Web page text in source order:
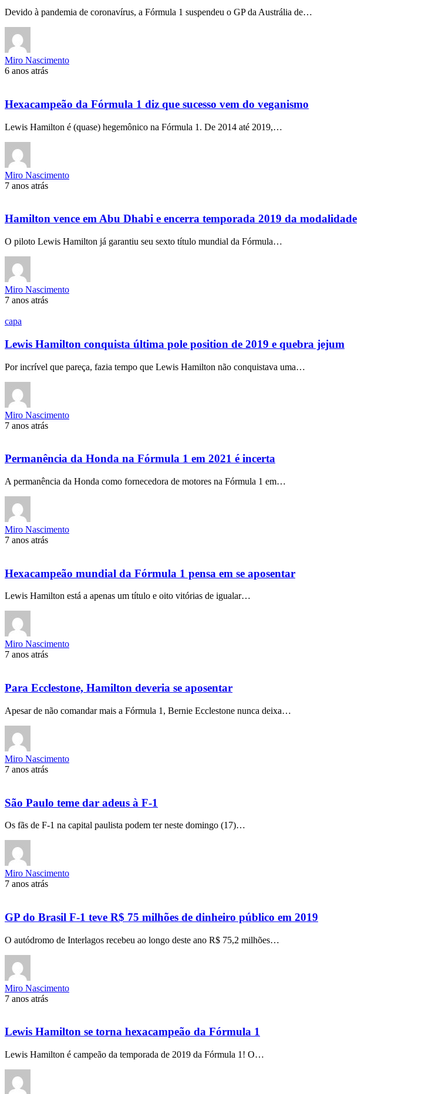
Devido à pandemia de coronavírus, a Fórmula 1 suspendeu o GP da Austrália de…
Miro Nascimento
6 anos atrás
Hexacampeão da Fórmula 1 diz que sucesso vem do veganismo
Lewis Hamilton é (quase) hegemônico na Fórmula 1. De 2014 até 2019,…
Miro Nascimento
7 anos atrás
Hamilton vence em Abu Dhabi e encerra temporada 2019 da modalidade
O piloto Lewis Hamilton já garantiu seu sexto título mundial da Fórmula…
Miro Nascimento
7 anos atrás
capa
Lewis Hamilton conquista última pole position de 2019 e quebra jejum
Por incrível que pareça, fazia tempo que Lewis Hamilton não conquistava uma…
Miro Nascimento
7 anos atrás
Permanência da Honda na Fórmula 1 em 2021 é incerta
A permanência da Honda como fornecedora de motores na Fórmula 1 em…
Miro Nascimento
7 anos atrás
Hexacampeão mundial da Fórmula 1 pensa em se aposentar
Lewis Hamilton está a apenas um título e oito vitórias de igualar…
Miro Nascimento
7 anos atrás
Para Ecclestone, Hamilton deveria se aposentar
Apesar de não comandar mais a Fórmula 1, Bernie Ecclestone nunca deixa…
Miro Nascimento
7 anos atrás
São Paulo teme dar adeus à F-1
Os fãs de F-1 na capital paulista podem ter neste domingo (17)…
Miro Nascimento
7 anos atrás
GP do Brasil F-1 teve R$ 75 milhões de dinheiro público em 2019
O autódromo de Interlagos recebeu ao longo deste ano R$ 75,2 milhões…
Miro Nascimento
7 anos atrás
Lewis Hamilton se torna hexacampeão da Fórmula 1
Lewis Hamilton é campeão da temporada de 2019 da Fórmula 1! O…